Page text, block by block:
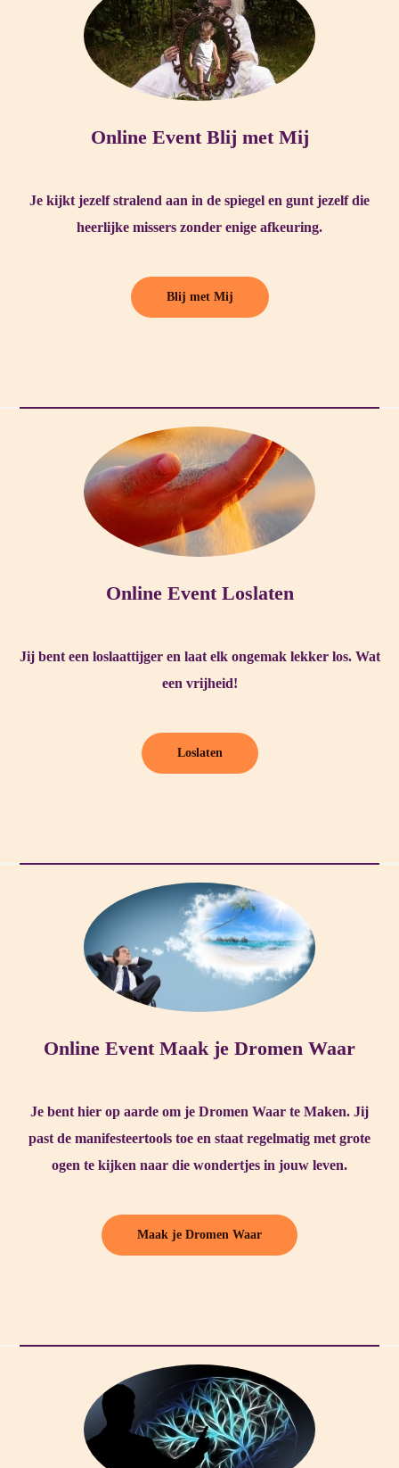
Online Event Blij met Mij
Je kijkt jezelf stralend aan in de spiegel en gunt jezelf die
heerlijke missers zonder enige afkeuring.
Blij met Mij
Online Event Loslaten
Jij bent een loslaattijger en laat elk ongemak lekker los. Wat
een vrijheid!
Loslaten
Online Event Maak je Dromen Waar
Je bent hier op aarde om je Dromen Waar te Maken. Jij
past de manifesteertools toe en staat regelmatig met grote
ogen te kijken naar die wondertjes in jouw leven.
Maak je Dromen Waar